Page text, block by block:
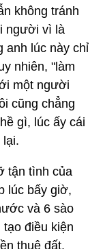
không tránh
người vì là
anh lúc này chỉ
nhiên, "làm
một người
cũng chẳng
gì, lúc ấy cái
tận tình của
lúc bấy giờ,
và 6 sào
điều kiện
thuê đất.